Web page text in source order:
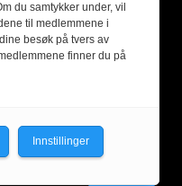
du samtykker under, vil
til medlemmene i
besøk på tvers av
finner du på
Innstillinger